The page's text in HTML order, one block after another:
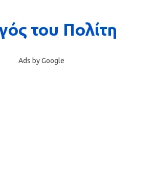
Ads by Google